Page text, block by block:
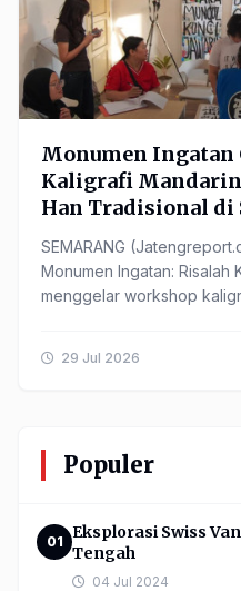
Monumen Ingatan
Kaligrafi
Han Tradisional di
SEMARANG
Monumen Ingatan: Risalah
menggelar workshop
29 Jul 2026
Populer
01 Eksplorasi Swiss
Tengah
04 Jul 2024